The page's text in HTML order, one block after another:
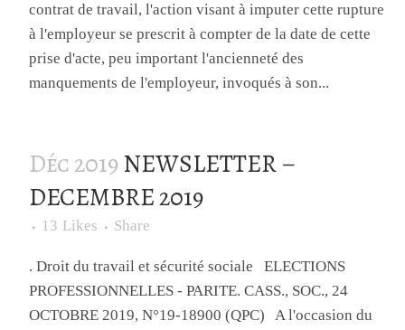
contrat de travail, l'action visant à imputer cette rupture
à l'employeur se prescrit à compter de la date de cette
prise d'acte, peu important l'ancienneté des
manquements de l'employeur, invoqués à son...
Déc 2019NEWSLETTER –
DECEMBRE 2019
13 Likes Share
. Droit du travail et sécurité sociale ELECTIONS
PROFESSIONNELLES - PARITE. CASS., SOC., 24
OCTOBRE 2019, N°19-18900 (QPC) A l'occasion du